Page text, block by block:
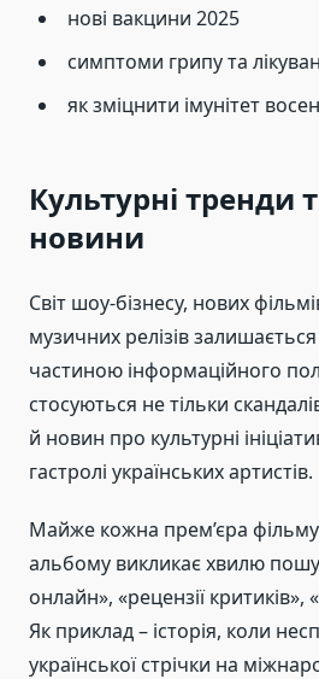
нові вакцини 2025
симптоми грипу та
як зміцнити імунітет
Культурні тренди
новини
Світ шоу-бізнесу, нових
музичних релізів
частиною інформаційного
стосуються не тільки
й новин про культурні
гастролі українських артистів.
Майже кожна прем’єра
альбому викликає хвилю
онлайн», «рецензії
Як приклад – історія, коли
української стрічки на